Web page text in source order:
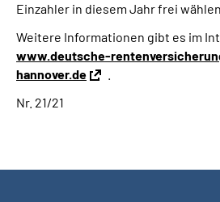
Einzahler in diesem Jahr frei wählen.
Weitere Informationen gibt es im
www.deutsche-
hannover.de
Nr. 21/21